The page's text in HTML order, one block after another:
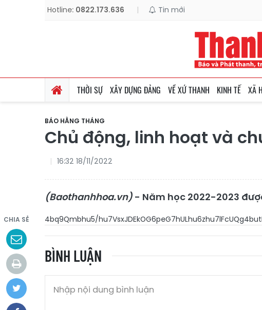
Hotline: 0822.173.636 | Tin mới
THỜI SỰ XÂY DỰNG ĐẢNG VỀ XỨ THANH KINH TẾ XÃ
BÁO HẰNG THÁNG
Chủ động, linh hoạt và
16:32 18/11/2022
(Baothanhhoa.vn) - Năm học 2022-2023
CHIA SẺ 4bq9Qmbhu5/
BÌNH LUẬN